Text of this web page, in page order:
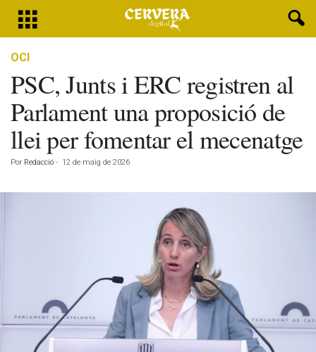
OCI
PSC, Junts i ERC registren al
Parlament una proposició de
llei per fomentar el mecenatge
Por Redacció - 12 de maig de 2026